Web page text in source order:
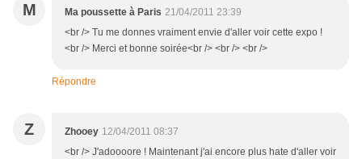
M Ma poussette à Paris 21/04/2011 23:39
<br /> Tu me donnes vraiment envie d'aller voir cette expo !
<br /> Merci et bonne soirée<br /> <br /> <br />
Répondre
Z Zhooey 12/04/2011 08:37
<br /> J'adoooore ! Maintenant j'ai encore plus hate d'aller voir